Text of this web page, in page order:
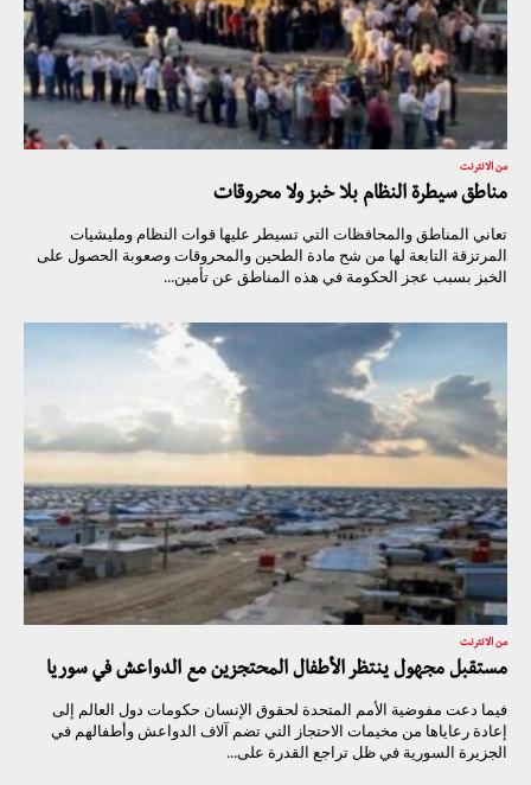
من الانترنت
مناطق سيطرة النظام بلا خبز ولا محروقات
تعاني المناطق والمحافظات التي تسيطر عليها قوات النظام ومليشيات
المرتزقة التابعة لها من شح مادة الطحين والمحروقات وصعوبة الحصول على
الخبز بسبب عجز الحكومة في هذه المناطق عن تأمين...
من الانترنت
مستقبل مجهول ينتظر الأطفال المحتجزين مع الدواعش في سوريا
فيما دعت مفوضية الأمم المتحدة لحقوق الإنسان حكومات دول العالم إلى
إعادة رعاياها من مخيمات الاحتجاز التي تضم آلاف الدواعش وأطفالهم في
الجزيرة السورية في ظل تراجع القدرة على...